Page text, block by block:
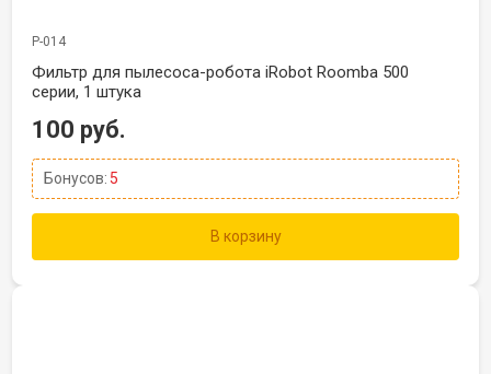
Р-014
Фильтр для пылесоса-робота iRobot Roomba 500
серии, 1 штука
100 руб.
Бонусов: 5
В корзину